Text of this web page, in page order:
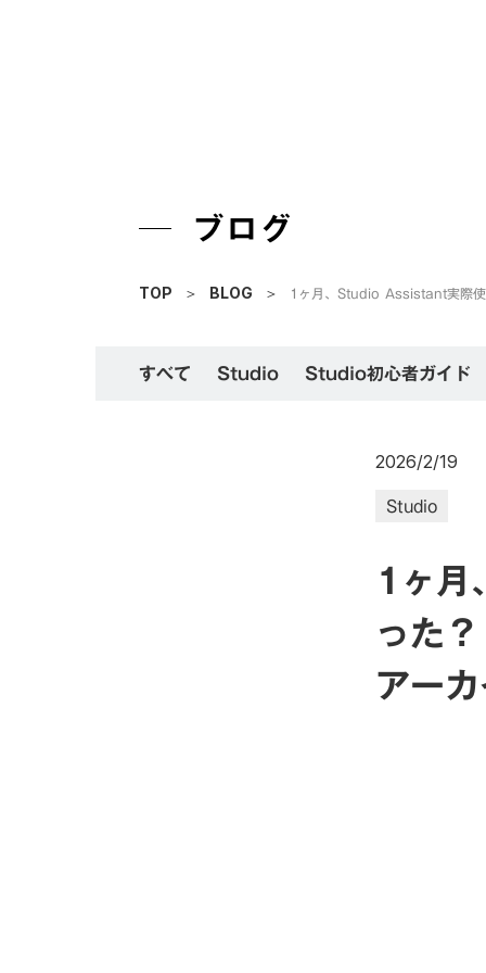
ブログ
TOP ＞ BLOG ＞ 1ヶ月、Studio Assistant実際使
すべて Studio Studio初心者ガイド
2026/2/19
Studio
1ヶ
った
アー